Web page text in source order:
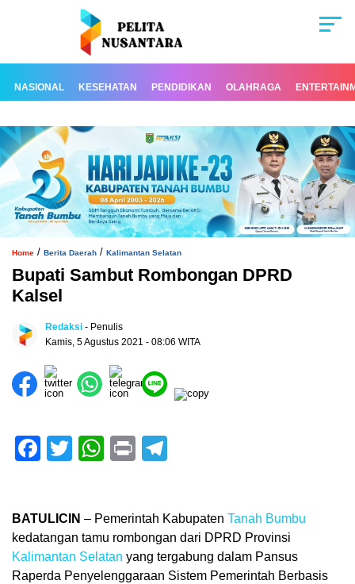
NASIONAL KESEHATAN PENDIDIKAN OLAHRAGA
Home / Berita Daerah / Kalimantan Selatan
Bupati Sambut Rombongan DPRD
Kalsel
Redaksi - Penulis
Kamis, 5 Agustus 2021 - 08:06 WITA
Facebook
TwitterWhatsApp
Print
BATULICIN – Pemerintah Kabupaten Tanah Bumbu
kedatangan tamu rombongan dari DPRD Provinsi
Kalimantan Selatan yang tergabung dalam Pansus
Raperda Penyelenggaraan Sistem Pemerintah Berbasis